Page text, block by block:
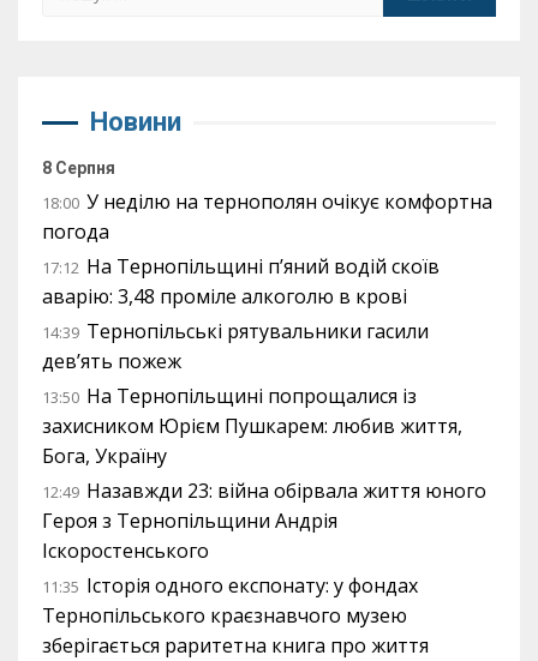
Новини
8 Серпня
18:00 У неділю на тернополян очікує комфортна
погода
17:12 На Тернопільщині п’яний водій скоїв
аварію: 3,48 проміле алкоголю в крові
14:39 Тернопільські рятувальники гасили
дев’ять пожеж
13:50 На Тернопільщині попрощалися із
захисником Юрієм Пушкарем: любив життя,
Бога, Україну
12:49 Назавжди 23: війна обірвала життя юного
Героя з Тернопільщини Андрія
Іскоростенського
11:35 Історія одного експонату: у фондах
Тернопільського краєзнавчого музею
зберігається раритетна книга про життя